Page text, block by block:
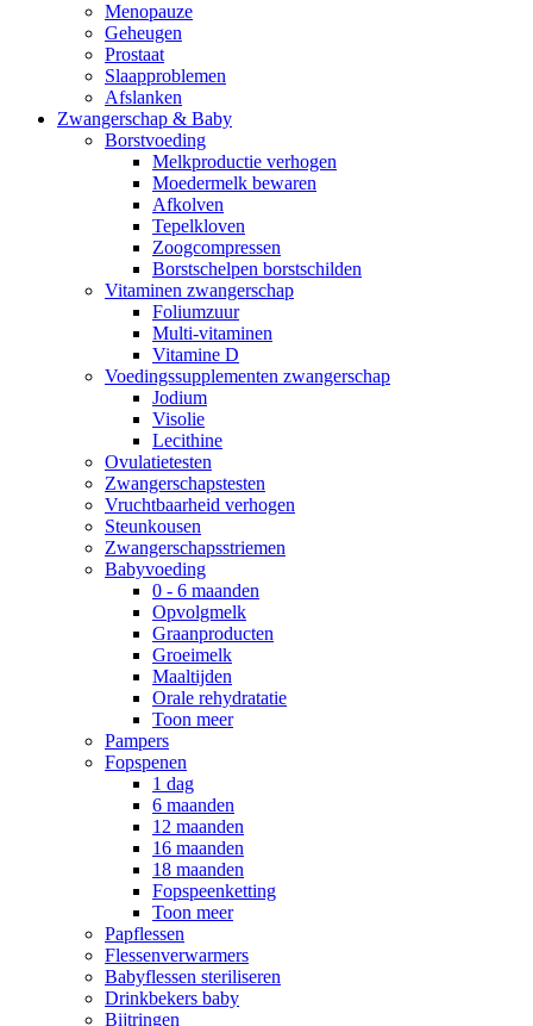
Menopauze
Geheugen
Prostaat
Slaapproblemen
Afslanken
Zwangerschap & Baby
Borstvoeding
Melkproductie verhogen
Moedermelk bewaren
Afkolven
Tepelkloven
Zoogcompressen
Borstschelpen borstschilden
Vitaminen zwangerschap
Foliumzuur
Multi-vitaminen
Vitamine D
Voedingssupplementen zwangerschap
Jodium
Visolie
Lecithine
Ovulatietesten
Zwangerschapstesten
Vruchtbaarheid verhogen
Steunkousen
Zwangerschapsstriemen
Babyvoeding
0 - 6 maanden
Opvolgmelk
Graanproducten
Groeimelk
Maaltijden
Orale rehydratatie
Toon meer
Pampers
Fopspenen
1 dag
6 maanden
12 maanden
16 maanden
18 maanden
Fopspeenketting
Toon meer
Papflessen
Flessenverwarmers
Babyflessen steriliseren
Drinkbekers baby
Bijtringen